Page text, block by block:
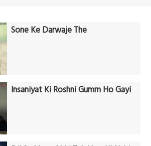
Sone Ke Darwaje The
Insaniyat Ki Roshni Gumm Ho Gayi